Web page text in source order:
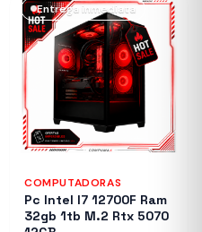
Entrega inmediata
COMPUTADORAS
Pc Intel I7 12700F Ram
32gb 1tb M.2 Rtx 5070